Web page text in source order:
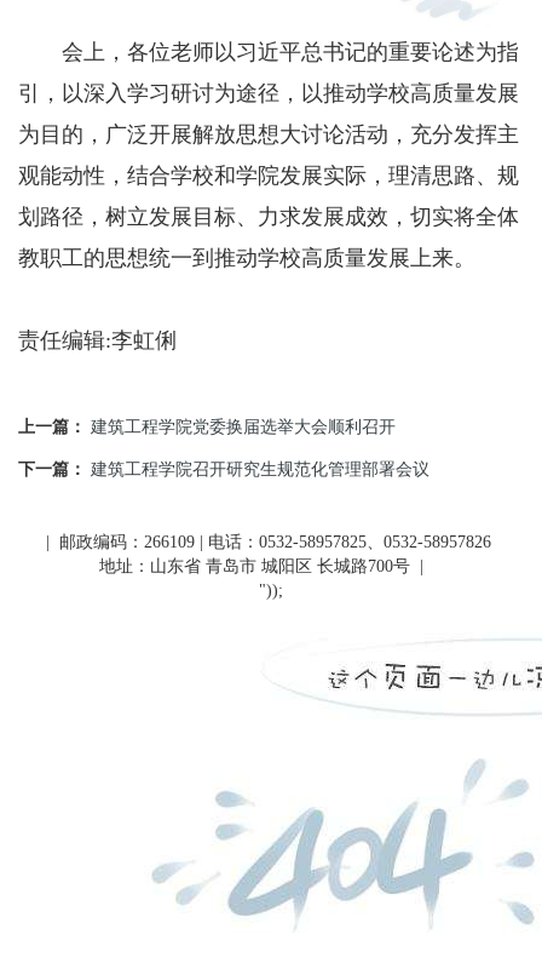
会上，各位老师以习近平总书记的重要论述为指
引，以深入学习研讨为途径，以推动学校高质量发展
为目的，广泛开展解放思想大讨论活动，充分发挥主
观能动性，结合学校和学院发展实际，理清思路、规
划路径，树立发展目标、力求发展成效，切实将全体
教职工的思想统一到推动学校高质量发展上来。
责任编辑:李虹俐
上一篇： 建筑工程学院党委换届选举大会顺利召开
下一篇： 建筑工程学院召开研究生规范化管理部署会议
| 邮政编码：266109 | 电话：0532-58957825、0532-58957826
地址：山东省 青岛市 城阳区 长城路700号
"));